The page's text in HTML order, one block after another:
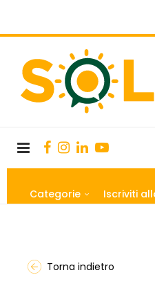
Categorie Iscriviti
Torna indietro